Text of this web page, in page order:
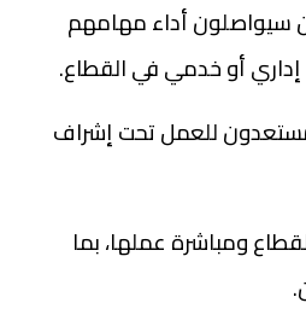
سيواصلون أداء مهامهم
إداري أو خدمي في القطاع.
مستعدون للعمل تحت إشراف
ومباشرة عملها، بما